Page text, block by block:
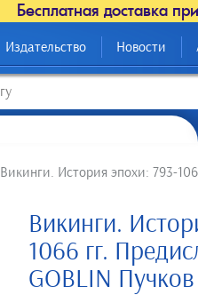
Бесплатная доставка
Издательство Новости
Викинги. История эпохи: 793-
Викинги.
1066 гг.
GOBLIN Пучков